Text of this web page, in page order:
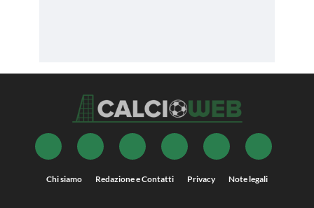
Chi siamo Redazione e Contatti Privacy Note legali